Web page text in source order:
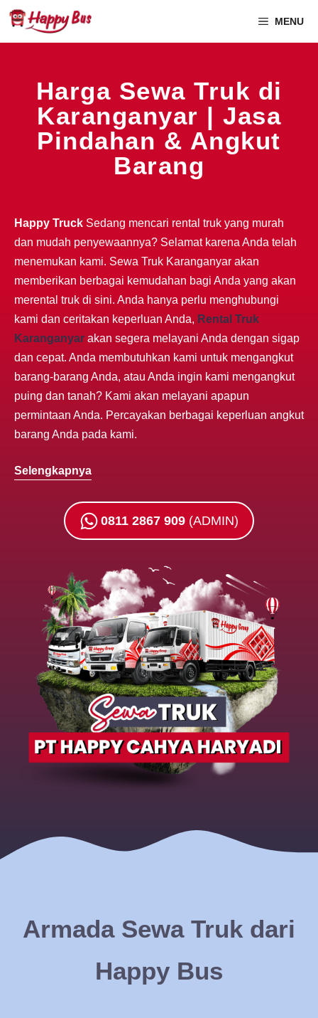
MENU
Harga Sewa Truk di
Karanganyar | Jasa
Pindahan & Angkut
Barang
Happy Truck Sedang mencari rental truk yang murah
dan mudah penyewaannya? Selamat karena Anda telah
menemukan kami. Sewa Truk Karanganyar akan
memberikan berbagai kemudahan bagi Anda yang akan
merental truk di sini. Anda hanya perlu menghubungi
kami dan ceritakan keperluan Anda, Rental Truk
Karanganyar akan segera melayani Anda dengan sigap
dan cepat. Anda membutuhkan kami untuk mengangkut
barang-barang Anda, atau Anda ingin kami mengangkut
puing dan tanah? Kami akan melayani apapun
permintaan Anda. Percayakan berbagai keperluan angkut
barang Anda pada kami.
Selengkapnya
0811 2867 909 (ADMIN)
Armada Sewa Truk dari
Happy Bus